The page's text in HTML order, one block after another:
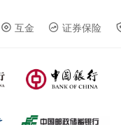
互金 证券保险